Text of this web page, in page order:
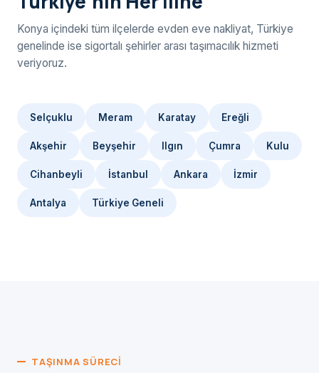
Konya içindeki tüm ilçelerde evden eve nakliyat, Türkiye
genelinde ise sigortalı şehirler arası taşımacılık hizmeti
veriyoruz.
Selçuklu Meram Karatay Ereğli
Akşehir Beyşehir Ilgın Çumra Kulu
Cihanbeyli İstanbul Ankara İzmir
Antalya Türkiye Geneli
TAŞINMA SÜRECI